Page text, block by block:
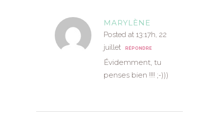
MARYLÈNE
Posted at 13:17h, 22
juillet
RÉPONDRE
Évidemment, tu
penses bien !!!! ;-)))